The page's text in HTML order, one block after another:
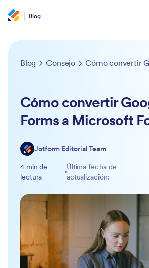
Blog
Blog Consejo
Cómo convertir
Forms a Microsoft
Jotform Editorial Team
4 min de
lectura
Última fecha de
actualización: